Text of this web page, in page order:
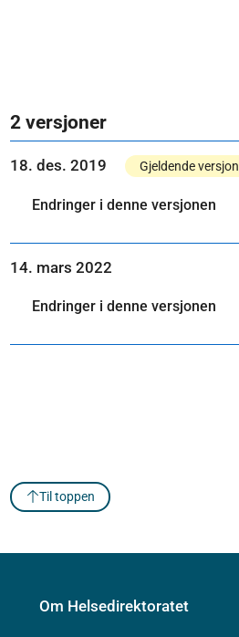
2 versjoner
18. des. 2019 Gjeldende versjon
Endringer i denne versjonen
14. mars 2022
Endringer i denne versjonen
Til toppen
Om Helsedirektoratet